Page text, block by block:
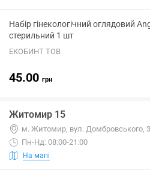
Набір гінекологічний оглядовий
стерильний 1 шт
ЕКОБИНТ ТОВ
45.00 грн
Житомир 15
м. Житомир, вул. Домбровського, 3
Пн-Нд: 08:00-21:00
На мапі